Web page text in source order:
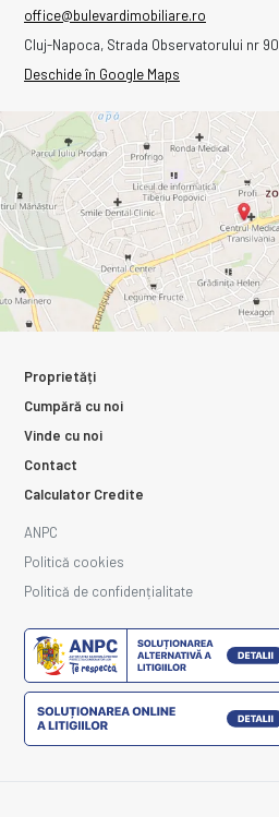
office@bulevardimobiliare.ro
Cluj-Napoca, Strada Observatorului nr 90
Deschide în Google Maps
Proprietăți
Cumpără cu noi
Vinde cu noi
Contact
Calculator Credite
ANPC
Politică cookies
Politică de confidențialitate